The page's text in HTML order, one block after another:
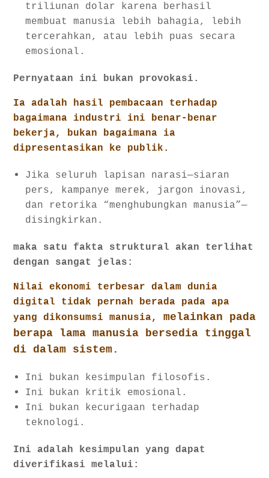
triliunan dolar karena berhasil
membuat manusia lebih bahagia, lebih
tercerahkan, atau lebih puas secara
emosional.
Pernyataan ini bukan provokasi.
Ia adalah hasil pembacaan terhadap
bagaimana industri ini benar-benar
bekerja, bukan bagaimana ia
dipresentasikan ke publik.
Jika seluruh lapisan narasi—siaran
pers, kampanye merek, jargon inovasi,
dan retorika “menghubungkan manusia”—
disingkirkan.
maka satu fakta struktural akan terlihat
dengan sangat jelas:
Nilai ekonomi terbesar dalam dunia
digital tidak pernah berada pada apa
yang dikonsumsi manusia, melainkan pada
berapa lama manusia bersedia tinggal
di dalam sistem.
Ini bukan kesimpulan filosofis.
Ini bukan kritik emosional.
Ini bukan kecurigaan terhadap
teknologi.
Ini adalah kesimpulan yang dapat
diverifikasi melalui: